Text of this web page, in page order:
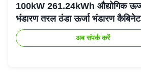
100kW 261.24kWh औद्योगिक
भंडारण तरल ठंडा ऊर्जा भंडारण
अब संपर्क करें